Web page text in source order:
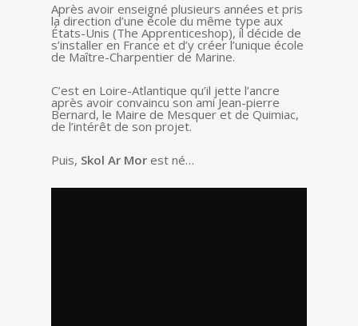
Après avoir enseigné plusieurs années et pris
la direction d’une école du même type aux
États-Unis (The Apprenticeshop), il décide de
s’installer en France et d’y créer l’unique école
de Maître-Charpentier de Marine.
C’est en Loire-Atlantique qu’il jette l’ancre
après avoir convaincu son ami Jean-pierre
Bernard, le Maire de Mesquer et de Quimiac,
de l’intérêt de son projet.
Puis, Skol Ar Mor est né…